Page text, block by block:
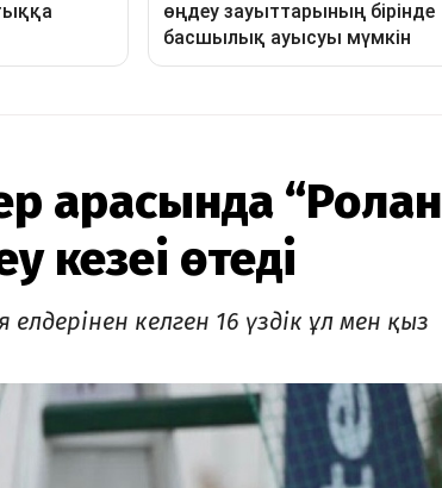
арасында “Ролан
кезеңі өтеді
келген 16 үздік ұл мен қыз